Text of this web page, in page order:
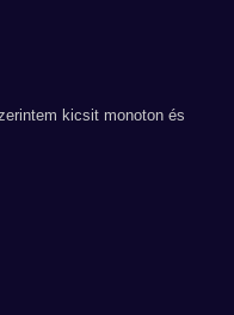
kicsit monoton és